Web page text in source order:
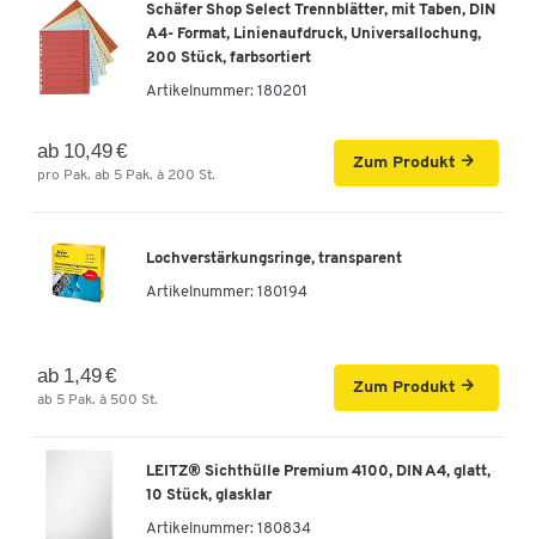
Schäfer Shop Select Trennblätter, mit Taben, DIN
A4- Format, Linienaufdruck, Universallochung,
200 Stück, farbsortiert
Artikelnummer: 180201
ab 10,49 €
pro Pak. ab 5 Pak. à 200 St.
Zum Produkt
Lochverstärkungsringe, transparent
Artikelnummer: 180194
ab 1,49 €
ab 5 Pak. à 500 St.
Zum Produkt
LEITZ® Sichthülle Premium 4100, DIN A4, glatt,
10 Stück, glasklar
Artikelnummer: 180834